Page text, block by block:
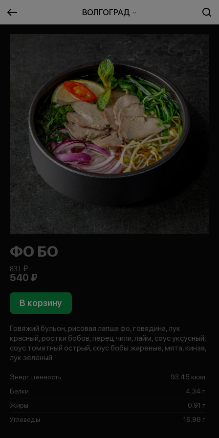
ВОЛГОГРАД
ФО БО
831 ₽
540 ₽
В корзину
Говяжий бульон, рисовая лапша фо, говядина, лук
красный, ростки бобов, перец чили, лайм, соус уксусный,
соус томатный острый, соус бобы жареные, мята, кинза,
лук зеленый
Энерг. ценность
93.45 ккал
Белки
4.34 г
Жиры
0.91 г
Углеводы
16.98 г